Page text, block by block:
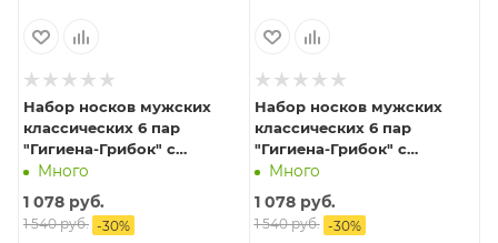
Набор носков мужских
классических 6 пар
"Гигиена-Грибок" с
пролонгированным
антибактериальным и
противогрибковым
действием от
Много
1 078 руб.
1 540руб. -30%
Набор носков мужских
классических 6 пар
"Гигиена-Грибок" с
пролонгированным
антибактериальным и
противогрибковым
действием от
Много
1 078руб.
1 540руб. -30%